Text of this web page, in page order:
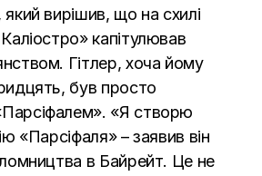
вирішив, що на схилі
капітулював
Гітлер, хоча йому
був просто
«Я створю
«Парсіфаля» – заявив він
в Байрейт. Це не